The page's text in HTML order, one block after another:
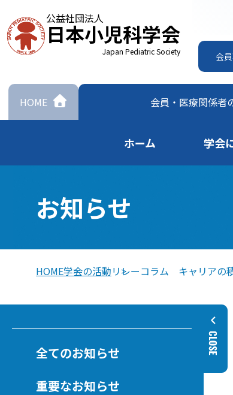
公益社団法人
日本小児科学会
Japan Pediatric Society 会
HOME 会員・ 医療関係者
ホーム 学会
お知らせ
HOME学会の活動リレーコラム キャリアの
全てのお知らせ
重要なお知らせ